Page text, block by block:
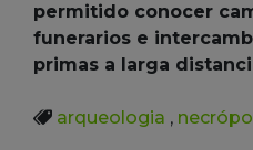
permitido conocer
funerarios e
primas a larga
arqueologia ,